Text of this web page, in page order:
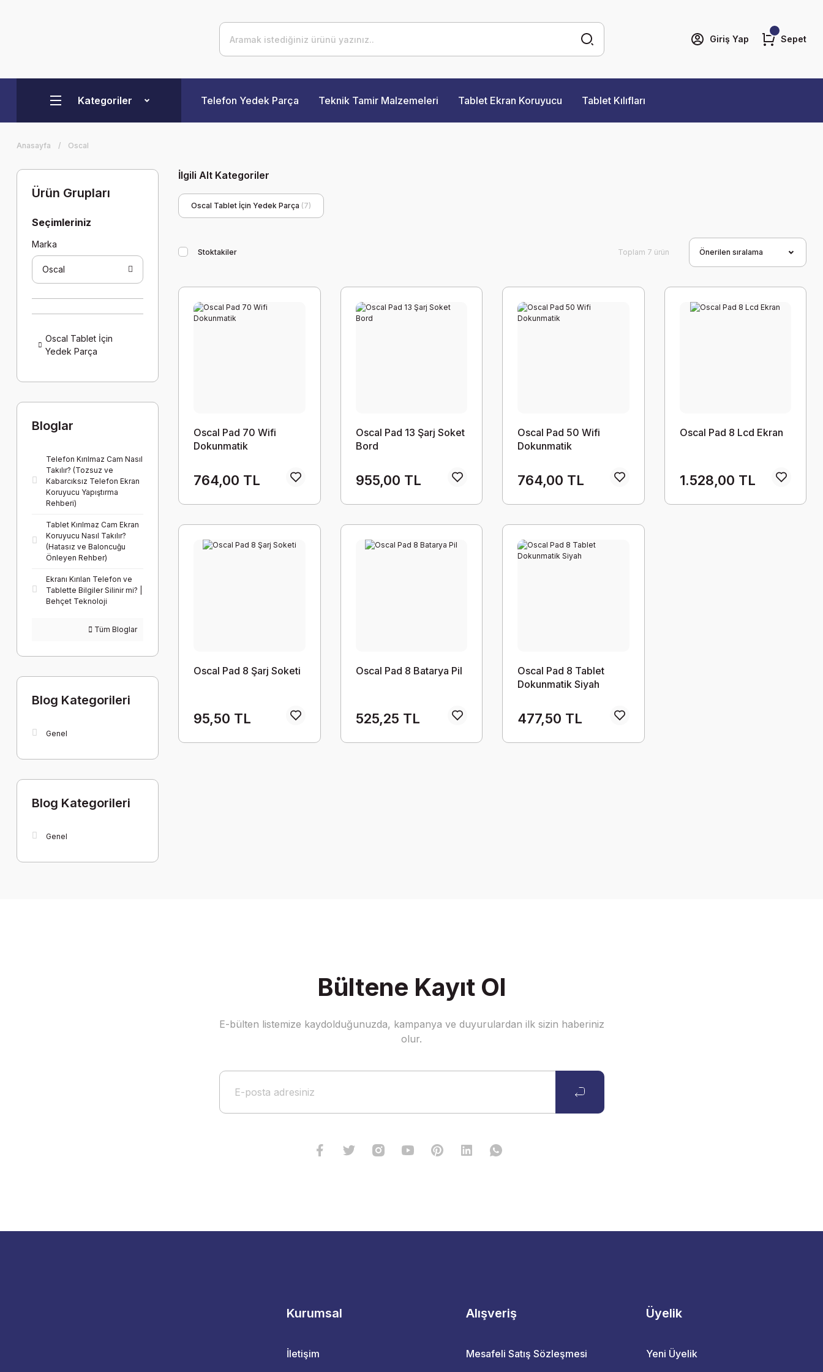
Giriş Yap Sepet
Kategoriler Telefon Yedek Parça Teknik Tamir Malzemeleri Tablet Ekran Koruyucu Tablet Kılıfları
Anasayfa Oscal
Ürün Grupları
Seçimleriniz
Marka
Oscal
Oscal Tablet İçin
Yedek Parça
Bloglar
Telefon Kırılmaz Cam Nasıl
Takılır? (Tozsuz ve
Kabarcıksız Telefon Ekran
Koruyucu Yapıştırma
Rehberi)
Tablet Kırılmaz Cam Ekran
Koruyucu Nasıl Takılır?
(Hatasız ve Baloncuğu
Önleyen Rehber)
Ekranı Kırılan Telefon ve
Tablette Bilgiler Silinir mi? |
Behçet Teknoloji
Tüm Bloglar
Blog Kategorileri
Genel
Blog Kategorileri
Genel
İlgili Alt Kategoriler
Oscal Tablet İçin Yedek Parça (7)
Stoktakiler Toplam 7 ürün
Oscal Pad 70 Wifi
Dokunmatik
764,00 TL
Oscal Pad 13 Şarj Soket
Bord
955,00 TL
Oscal Pad 50 Wifi
Dokunmatik
764,00 TL
Oscal Pad 8 Lcd Ekran
1.528,00 TL
Oscal Pad 8 Şarj Soketi
95,50 TL
Oscal Pad 8 Batarya Pil
525,25 TL
Oscal Pad 8 Tablet
Dokunmatik Siyah
477,50 TL
Bültene Kayıt Ol
E-bülten listemize kaydolduğunuzda, kampanya ve duyurulardan ilk sizin haberiniz
olur.
Kurumsal
İletişim
Alışveriş
Mesafeli Satış Sözleşmesi
Üyelik
Yeni Üyelik